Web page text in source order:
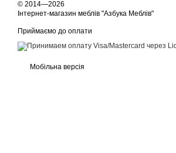
© 2014—2026
Інтернет-магазин меблів "Азбука Меблів"
Приймаємо до оплати
Мобільна версія